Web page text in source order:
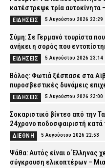
κατέστρεψε τρία αυτοκίνητα
ΕΙΔΗΣΕΙΣ 5 Αυγούστου 2026 23:29
Σύμη: Σε Γερμανό τουρίστα
ανήκει η σορός που
ΕΙΔΗΣΕΙΣ 5 Αυγούστου 2026 23:14
Βόλος: Φωτιά ξέσπασε στα
πυροσβεστικές δυνάμεις
ΕΙΔΗΣΕΙΣ 5 Αυγούστου 2026 23:00
Σοκαριστικό βίντεο από την
24χρονο ποδοσφαιριστή κατά
ΔΙΕΘΝΗ 5 Αυγούστου 2026 22:53
Ψάθα: Αυτός είναι ο Έλληνας
σύγκρουση ελικοπτέρων –